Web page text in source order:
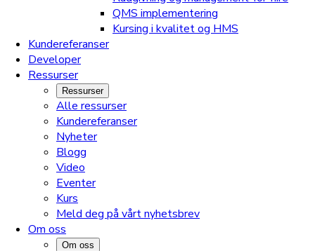
QMS implementering
Kursing i kvalitet og HMS
Kundereferanser
Developer
Ressurser
Ressurser
Alle ressurser
Kundereferanser
Nyheter
Blogg
Video
Eventer
Kurs
Meld deg på vårt nyhetsbrev
Om oss
Om oss